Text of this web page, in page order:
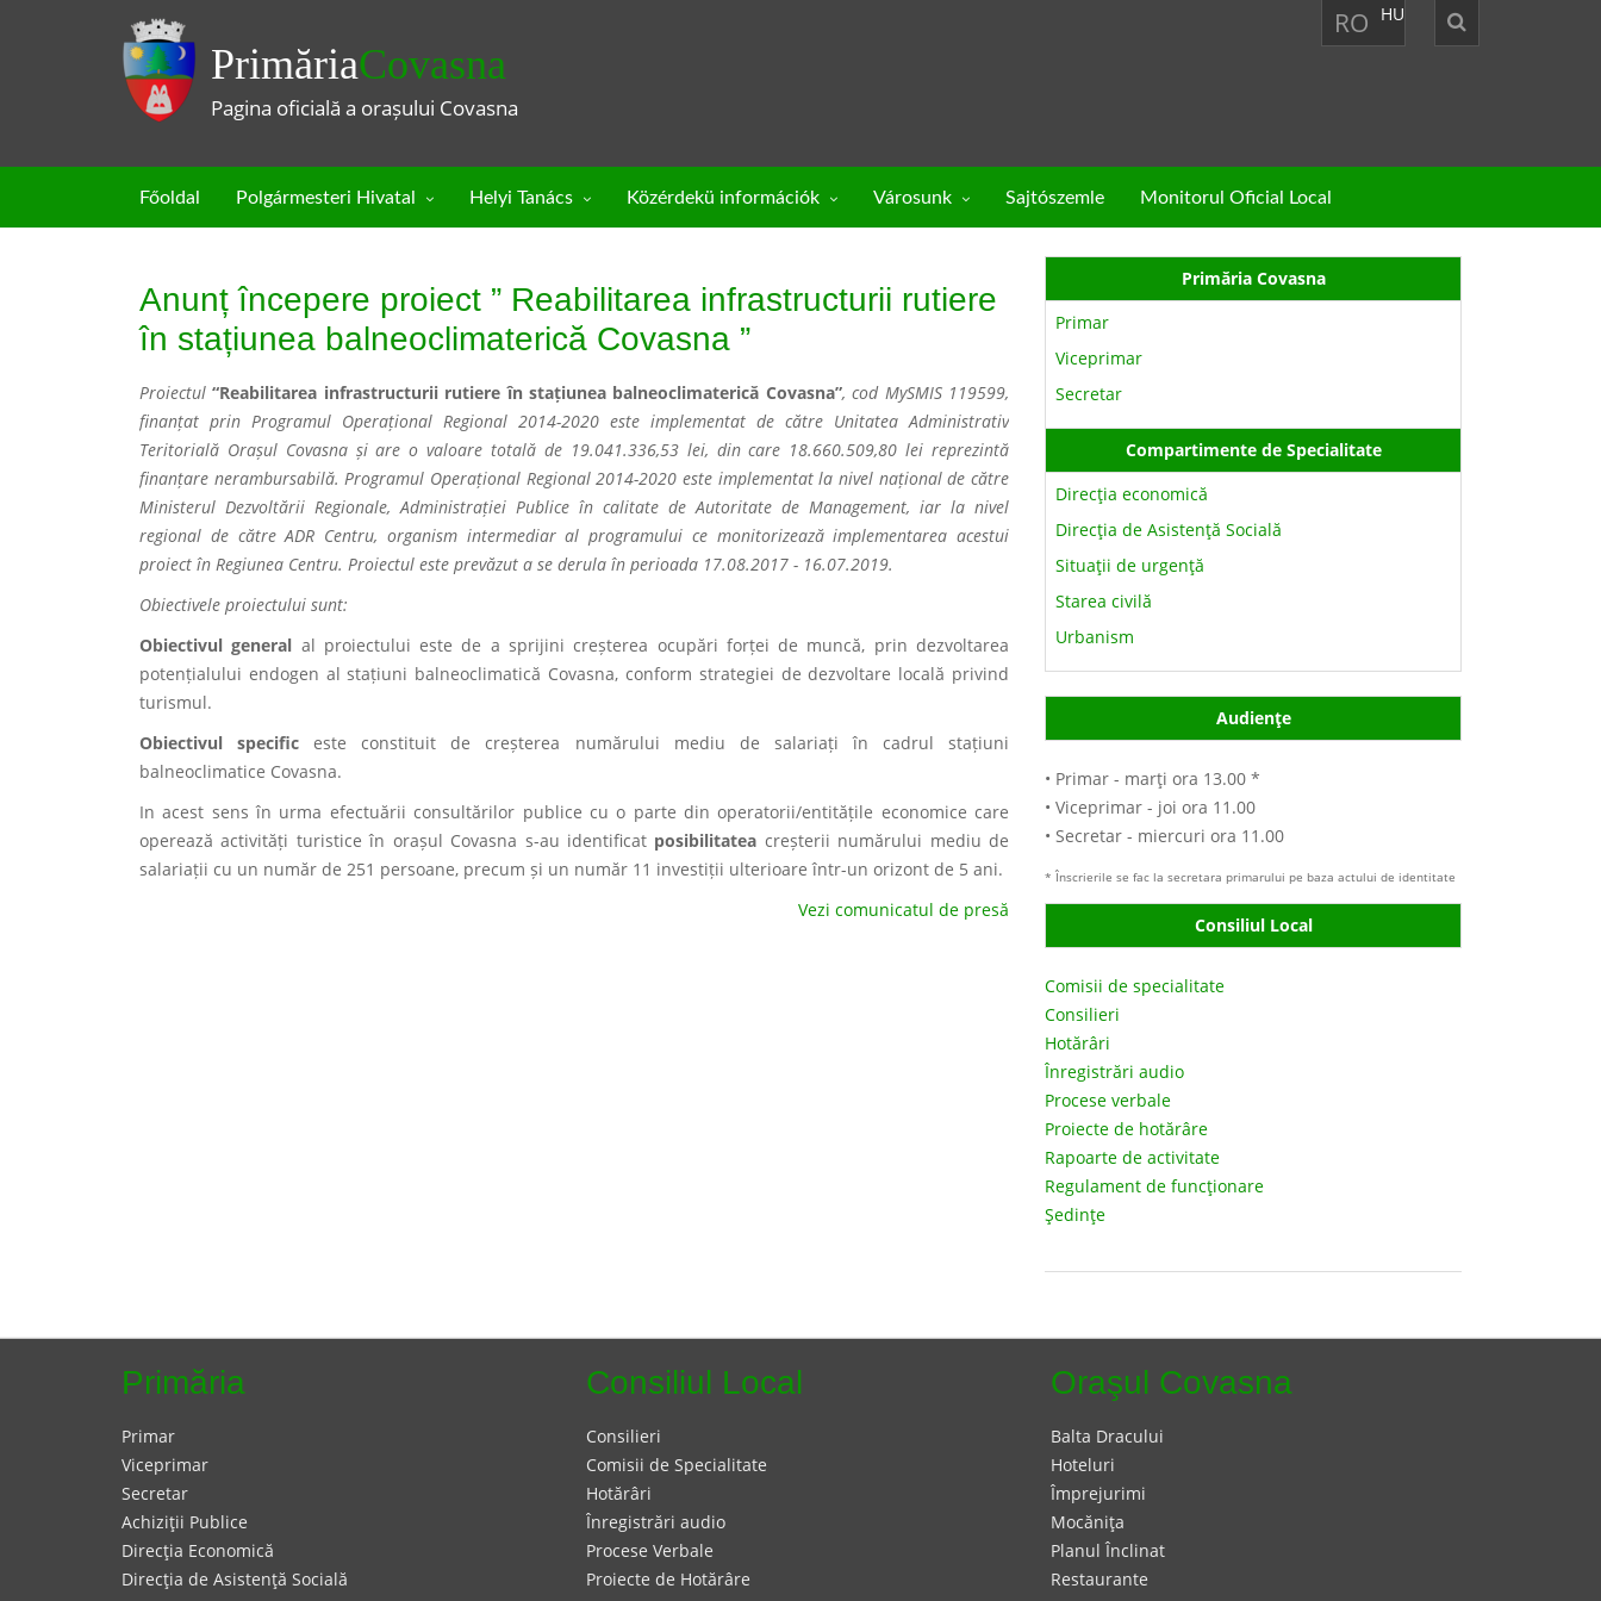
PrimăriaCovasna
Pagina oficială a orașului Covasna
RO HU
Főoldal Polgármesteri Hivatal Helyi Tanács Közérdekü információk Városunk Sajtószemle Monitorul Oficial Local
Anunț începere proiect ” Reabilitarea infrastructurii rutiere
în stațiunea balneoclimaterică Covasna ”
Proiectul“Reabilitarea infrastructurii rutiere în stațiunea balneoclimaterică Covasna”, cod MySMIS 119599,
finanțat prin Programul Operațional Regional 2014-2020 este implementat de către Unitatea Administrativ
Teritorială Orașul Covasna și are o valoare totală de 19.041.336,53 lei, din care 18.660.509,80 lei reprezintă
finanțare nerambursabilă. Programul Operațional Regional 2014-2020 este implementat la nivel național de către
Ministerul Dezvoltării Regionale, Administrației Publice în calitate de Autoritate de Management, iar la nivel
regional de către ADR Centru, organism intermediar al programului ce monitorizează implementarea acestui
proiect în Regiunea Centru. Proiectul este prevăzut a se derula în perioada 17.08.2017 - 16.07.2019.
Obiectivele proiectului sunt:
Obiectivul general al proiectului este de a sprijini creșterea ocupări forței de muncă, prin dezvoltarea
potențialului endogen al stațiuni balneoclimatică Covasna, conform strategiei de dezvoltare locală privind
turismul.
Obiectivul specific este constituit de creșterea numărului mediu de salariați în cadrul stațiuni
balneoclimatice Covasna.
In acest sens în urma efectuării consultărilor publice cu o parte din operatorii/entitățile economice care
operează activități turistice în orașul Covasna s-au identificat posibilitatea creșterii numărului mediu de
salariații cu un număr de 251 persoane, precum și un număr 11 investiții ulterioare într-un orizont de 5 ani.
Vezi comunicatul de presă
Primăria Covasna
Primar
Viceprimar
Secretar
Compartimente de Specialitate
Direcţia economică
Direcţia de Asistenţă Socială
Situaţii de urgenţă
Starea civilă
Urbanism
Audienţe
• Primar - marţi ora 13.00 *
• Viceprimar - joi ora 11.00
• Secretar - miercuri ora 11.00
* Înscrierile se fac la secretara primarului pe baza actului de identitate
Consiliul Local
Comisii de specialitate
Consilieri
Hotărâri
Înregistrări audio
Procese verbale
Proiecte de hotărâre
Rapoarte de activitate
Regulament de funcţionare
Şedinţe
Primăria
Primar
Viceprimar
Secretar
Achiziţii Publice
Direcţia Economică
Direcţia de Asistenţă Socială
Consiliul Local
Consilieri
Comisii de Specialitate
Hotărâri
Înregistrări audio
Procese Verbale
Proiecte de Hotărâre
Oraşul Covasna
Balta Dracului
Hoteluri
Împrejurimi
Mocăniţa
Planul Înclinat
Restaurante